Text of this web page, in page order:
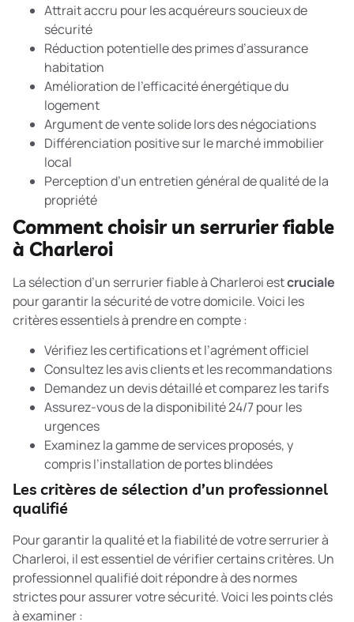
Attrait accru pour les acquéreurs soucieux de
sécurité
Réduction potentielle des primes d’assurance
habitation
Amélioration de l’efficacité énergétique du
logement
Argument de vente solide lors des négociations
Différenciation positive sur le marché immobilier
local
Perception d’un entretien général de qualité de la
propriété
Comment choisir un serrurier fiable
à Charleroi
La sélection d’un serrurier fiable à Charleroi estcruciale
pour garantir la sécurité de votre domicile. Voici les
critères essentiels à prendre en compte :
Vérifiez les certifications et l’agrément officiel
Consultez les avis clients et les recommandations
Demandez un devis détaillé et comparez les tarifs
Assurez-vous de la disponibilité 24/7 pour les
urgences
Examinez la gamme de services proposés, y
compris l’installation de portes blindées
Les critères de sélection d’un professionnel
qualifié
Pour garantir la qualité et la fiabilité de votre serrurier à
Charleroi, il est essentiel de vérifier certains critères. Un
professionnel qualifié doit répondre à des normes
strictes pour assurer votre sécurité. Voici les points clés
à examiner :